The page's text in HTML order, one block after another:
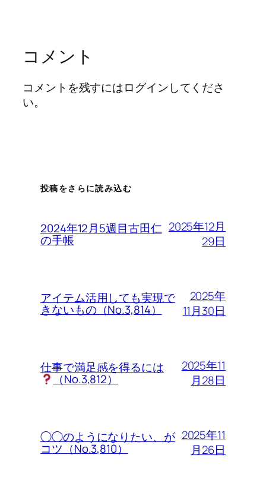
コメント
コメントを残すにはログインしてくださ
い。
投稿をさらに読み込む
2024年12月5週目古田仁
の手帳
2025年12月
29日
アイテム活用しても実現で
きないもの（No.3,814）
2025年
11月30日
仕事で満足感を得るには
（No.3,812）
2025年11
月28日
◯◯のようになりたい、が
コツ（No.3,810）
2025年11
月26日